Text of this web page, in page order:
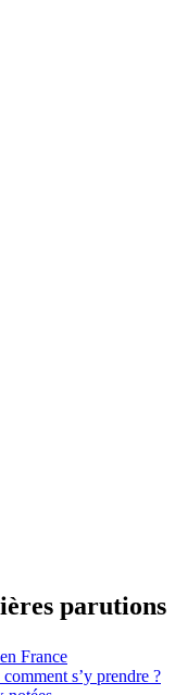
parutions
France
s’y prendre ?